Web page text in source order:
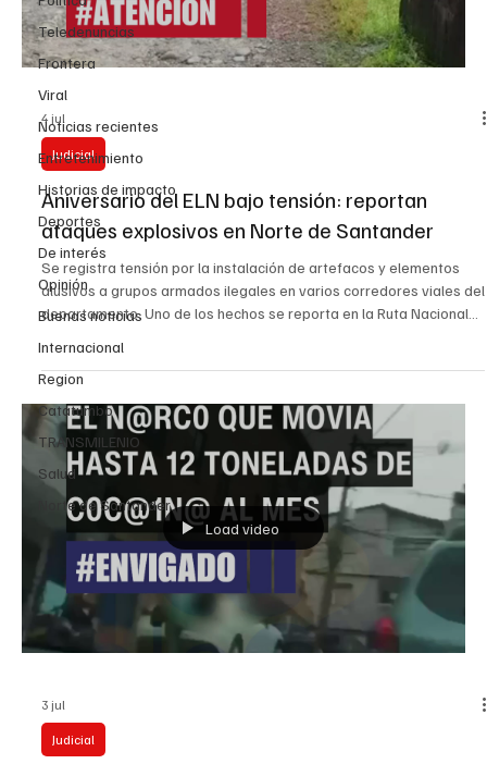
Teledenuncias
Frontera
Viral
Noticias recientes
Entretenimiento
Historias de impacto
Deportes
De interés
Opinión
Buenas noticias
Internacional
Region
Catatumbo
TRANSMILENIO
Salud
Norte de Santander
4 jul
Judicial
Aniversario del ELN bajo tensión: reportan
ataques explosivos en Norte de Santander
Se registra tensión por la instalación de artefacos y elementos
alusivos a grupos armados ilegales en varios corredores viales del
departamento. Uno de los hechos se reporta en la Ruta Nacional
la presencia de un cilindro con colores alusivos a un GAO entre los
sectores de San Francisco y San Josecito, sobre la Ruta de la
Soberanía Pamplona–Saravena. A esta situación se suma la
denuncia de transportadores de l
Load video
3 jul
Judicial